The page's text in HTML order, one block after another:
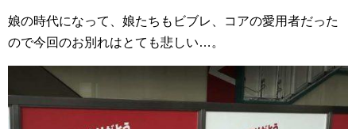
娘の時代になって、娘たちもビブレ、コアの愛用者だった
ので今回のお別れはとても悲しい…。